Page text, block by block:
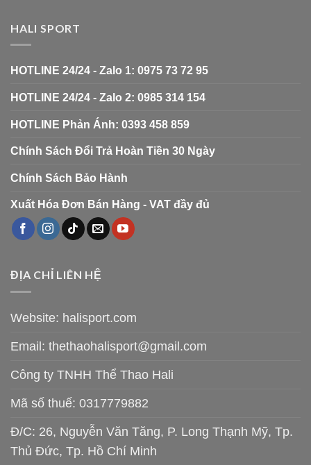
HALI SPORT
HOTLINE 24/24 - Zalo 1: 0975 73 72 95
HOTLINE 24/24 - Zalo 2: 0985 314 154
HOTLINE Phản Ánh: 0393 458 859
Chính Sách Đổi Trả Hoàn Tiền 30 Ngày
Chính Sách Bảo Hành
Xuất Hóa Đơn Bán Hàng - VAT đầy đủ
ĐỊA CHỈ LIÊN HỆ
Website: halisport.com
Email: thethaohalisport@gmail.com
Công ty TNHH Thể Thao Hali
Mã số thuế: 0317779882
Đ/C: 26, Nguyễn Văn Tăng, P. Long Thạnh Mỹ, Tp.
Thủ Đức, Tp. Hồ Chí Minh